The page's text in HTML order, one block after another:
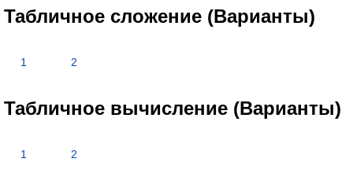
Табличное сложение (Варианты)
1 2
Табличное вычисление (Варианты)
1 2